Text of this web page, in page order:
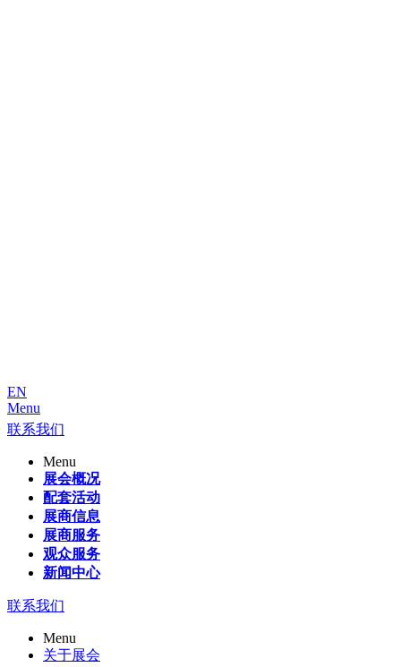
EN
Menu
联系我们
Menu
展会概况
配套活动
展商信息
展商服务
观众服务
新闻中心
联系我们
Menu
关于展会